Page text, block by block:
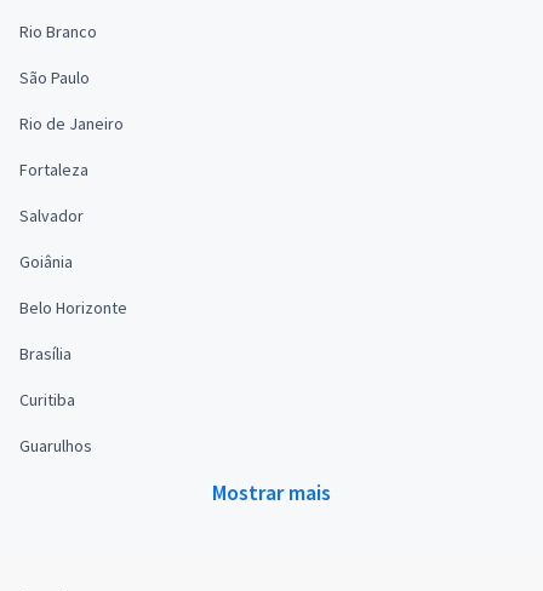
Rio Branco
São Paulo
Rio de Janeiro
Fortaleza
Salvador
Goiânia
Belo Horizonte
Brasília
Curitiba
Guarulhos
Mostrar mais